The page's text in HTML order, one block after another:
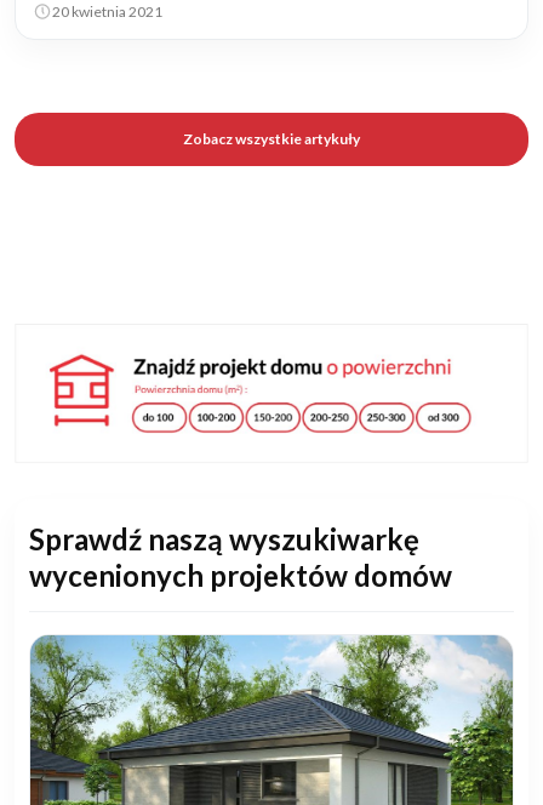
20 kwietnia 2021
Zobacz wszystkie artykuły
Sprawdź naszą wyszukiwarkę
wycenionych projektów domów